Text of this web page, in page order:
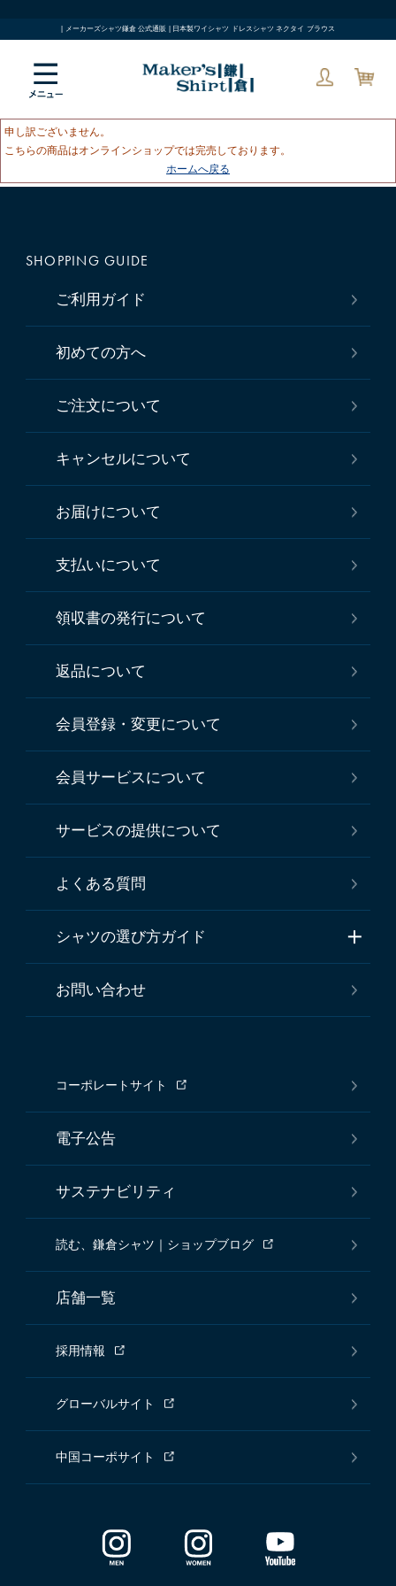
| メーカーズシャツ鎌倉 公式通販 | 日本製ワイシャツ ドレスシャツ ネクタイ ブラウス
申し訳ございません。
こちらの商品はオンラインショップでは完売しております。
ホームへ戻る
SHOPPING GUIDE
ご利用ガイド
初めての方へ
ご注文について
キャンセルについて
お届けについて
支払いについて
領収書の発行について
返品について
会員登録・変更について
会員サービスについて
サービスの提供について
よくある質問
シャツの選び方ガイド
お問い合わせ
コーポレートサイト
電子公告
サステナビリティ
読む、鎌倉シャツ｜ショップブログ
店舗一覧
採用情報
グローバルサイト
中国コーポサイト